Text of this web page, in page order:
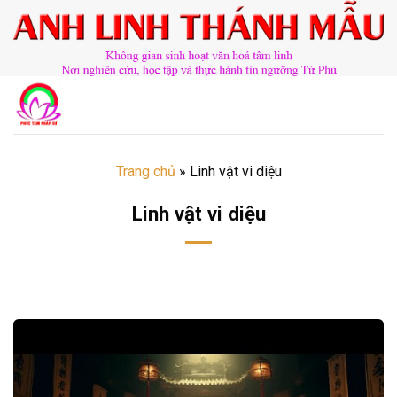
Chuyển
đến
Trang chủ » Linh vật vi diệu
Linh vật vi diệu